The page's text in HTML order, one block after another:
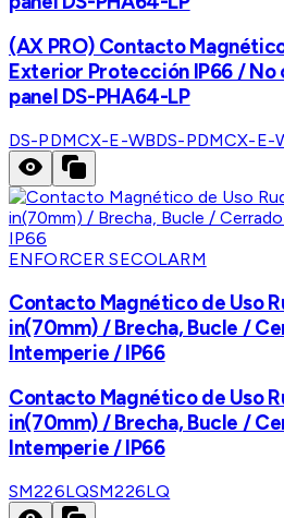
(AX PRO) Contacto
Exterior Protección IP66 / No
panel DS-PHA64-LP
DS-PDMCX-E-WBDS-PDMCX-E-
ENFORCER SECOLARM
Contacto Magnético de Uso
in(70mm) / Brecha, Bucle /
Intemperie / IP66
Contacto Magnético de Uso
in(70mm) / Brecha, Bucle /
Intemperie / IP66
SM226LQSM226LQ